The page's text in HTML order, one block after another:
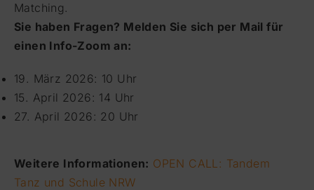
Matching.
Sie haben Fragen? Melden Sie sich per Mail für
einen Info-Zoom an:
19. März 2026: 10 Uhr
15. April 2026: 14 Uhr
27. April 2026: 20 Uhr
Weitere Informationen: OPEN CALL: Tandem
Tanz und Schule NRW